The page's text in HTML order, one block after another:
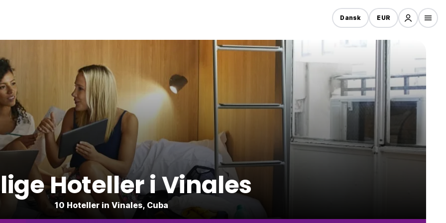
Dansk EUR
Hoteller i Vinales
10 Hoteller in Vinales, Cuba